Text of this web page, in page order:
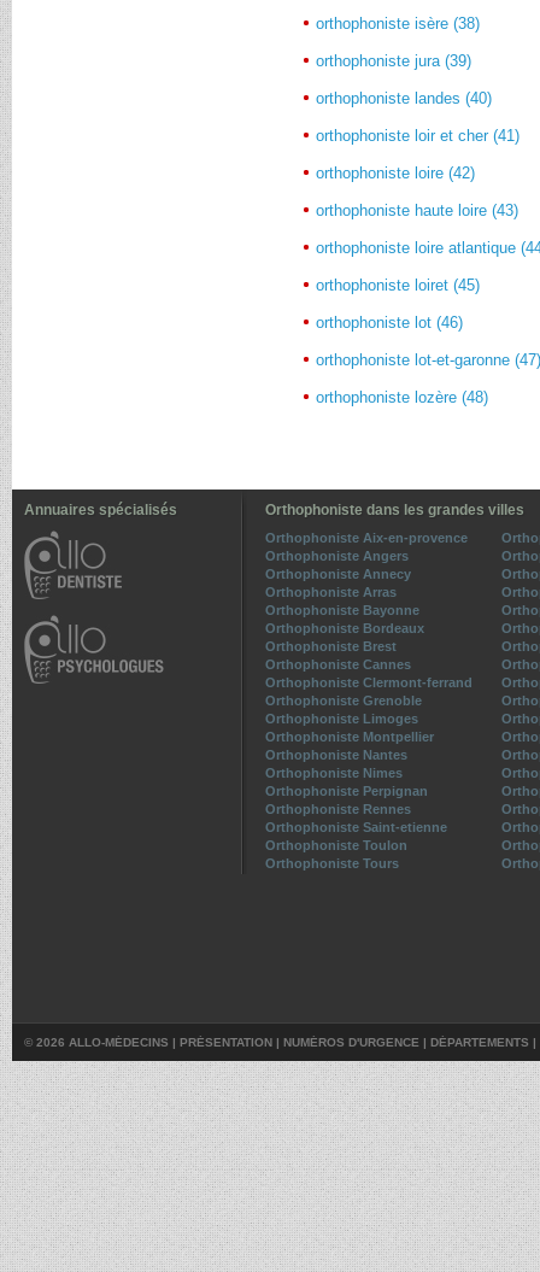
orthophoniste isère (38)
orthophoniste jura (39)
orthophoniste landes (40)
orthophoniste loir et cher (41)
orthophoniste loire (42)
orthophoniste haute loire (43)
orthophoniste loire atlantique
orthophoniste loiret (45)
orthophoniste lot (46)
orthophoniste lot-et-garonne
orthophoniste lozère (48)
Annuaires spécialisés Orthophoniste dans les grandes villes
Orthophoniste Aix-en-provence
Orthophoniste Angers
Orthophoniste Annecy
Orthophoniste Arras
Orthophoniste Bayonne
Orthophoniste Bordeaux
Orthophoniste Brest
Orthophoniste Cannes
Orthophoniste Clermont-ferrand
Orthophoniste Grenoble
Orthophoniste Limoges
Orthophoniste Montpellier
Orthophoniste Nantes
Orthophoniste Nimes
Orthophoniste Perpignan
Orthophoniste Rennes
Orthophoniste Saint-etienne
Orthophoniste Toulon
Orthophoniste Tours
© 2026 ALLO-MÉDECINS | PRÉSENTATION | NUMÉROS D'URGENCE | DÉPARTEMENTS |